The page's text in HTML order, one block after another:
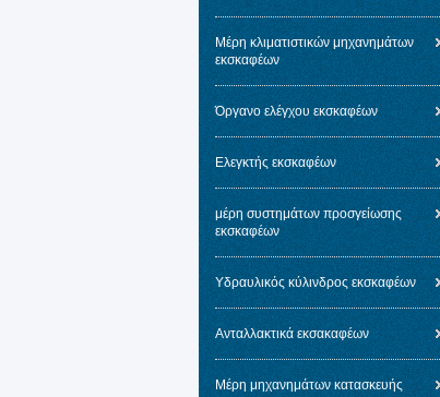
Μέρη κλιματιστικών μηχανημάτων
εκσκαφέων
Όργανο ελέγχου εκσκαφέων
Ελεγκτής εκσκαφέων
μέρη συστημάτων προσγείωσης
εκσκαφέων
Υδραυλικός κύλινδρος εκσκαφέων
Ανταλλακτικά εκσακαφέων
Μέρη μηχανημάτων κατασκευής